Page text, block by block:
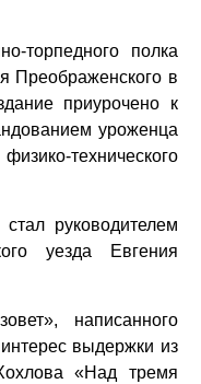
торпедного полка
Преображенского в
приурочено к
уроженца
технического
руководителем
уезда Евгения
написанного
выдержки из
«Над тремя